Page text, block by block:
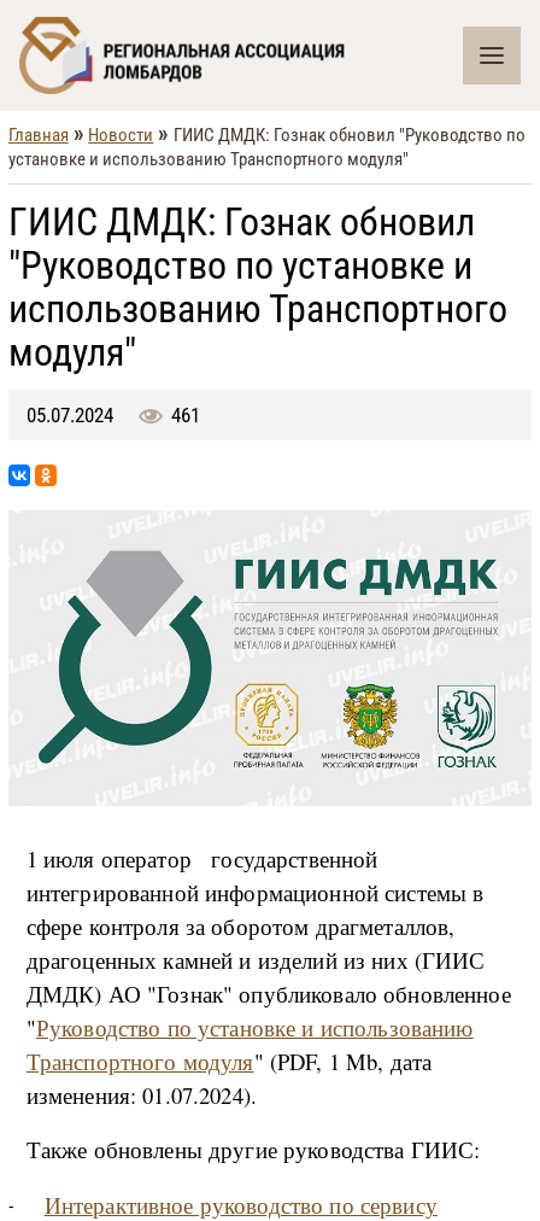
Главная » Новости » ГИИС ДМДК: Гознак обновил "Руководство по
установке и использованию Транспортного модуля"
ГИИС ДМДК: Гознак обновил
"Руководство по установке и
использованию Транспортного
модуля"
05.07.2024 461
1 июля оператор государственной
интегрированной информационной системы в
сфере контроля за оборотом драгметаллов,
драгоценных камней и изделий из них (ГИИС
ДМДК) АО "Гознак" опубликовало обновленное
"Руководство по установке и использованию
Транспортного модуля" (PDF, 1 Mb, дата
изменения: 01.07.2024).
Также обновлены другие руководства ГИИС:
Интерактивное руководство по сервису